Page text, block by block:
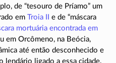
de “tesouro de Príamo” um
em Troia II
e de “máscara
mortuária encontrada em
em Orcômeno, na Beócia,
até então desconhecido e
lendário ligado a essa cidade.